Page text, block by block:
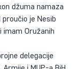
džuma namaza
proučio je Nesib
imam Oružanih
delegacije